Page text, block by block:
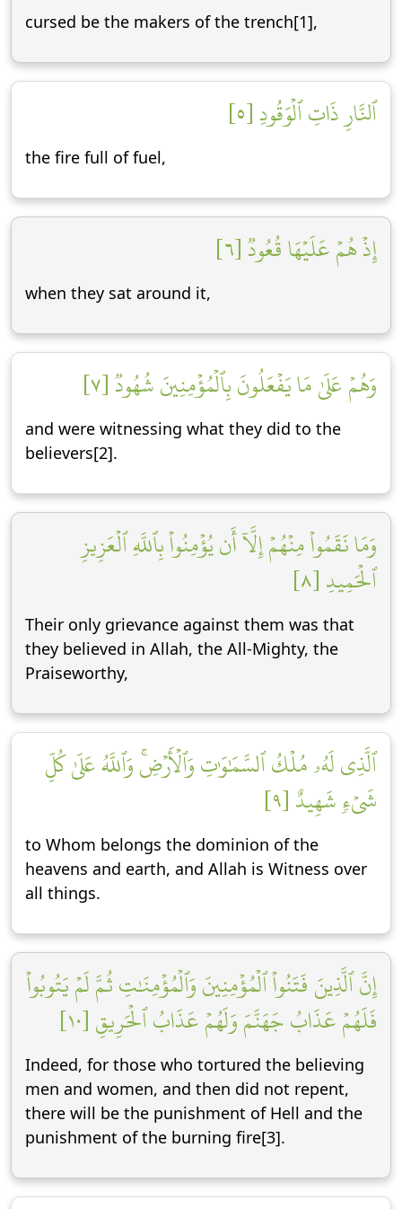
cursed be the makers of the trench[1],
ٱلنَّارِ ذَاتِ ٱلۡوَقُودِ [٥]
the fire full of fuel,
إِذۡ هُمۡ عَلَيۡهَا قُعُودٞ [٦]
when they sat around it,
وَهُمۡ عَلَىٰ مَا يَفۡعَلُونَ بِٱلۡمُؤۡمِنِينَ شُهُودٞ [٧]
and were witnessing what they did to the
believers[2].
وَمَا نَقَمُواْ مِنۡهُمۡ إِلَّآ أَن يُؤۡمِنُواْ بِٱللَّهِ ٱلۡعَزِيزِ
ٱلۡحَمِيدِ [٨]
Their only grievance against them was that
they believed in Allah, the All-Mighty, the
Praiseworthy,
ٱلَّذِي لَهُۥ مُلۡكُ ٱلسَّمَٰوَٰتِ وَٱلۡأَرۡضِۚ وَٱللَّهُ عَلَىٰ كُلِّ
شَيۡءٖ شَهِيدٌ [٩]
to Whom belongs the dominion of the
heavens and earth, and Allah is Witness over
all things.
إِنَّ ٱلَّذِينَ فَتَنُواْ ٱلۡمُؤۡمِنِينَ وَٱلۡمُؤۡمِنَٰتِ ثُمَّ لَمۡ يَتُوبُواْ
فَلَهُمۡ عَذَابُ جَهَنَّمَ وَلَهُمۡ عَذَابُ ٱلۡحَرِيقِ [١٠]
Indeed, for those who tortured the believing
men and women, and then did not repent,
there will be the punishment of Hell and the
punishment of the burning fire[3].